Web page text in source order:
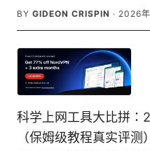
BY GIDEON CRISPIN · 2026
科学上网工具大比拼：
（保姆级教程真实评